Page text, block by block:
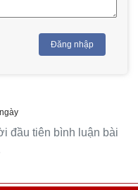
Đăng nhập
đầu tiên bình luận bài